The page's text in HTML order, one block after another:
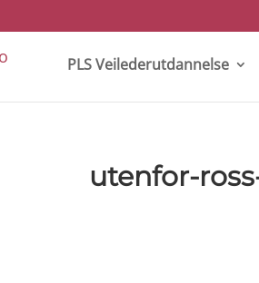
PLS Veilederutdannelse
utenfor-